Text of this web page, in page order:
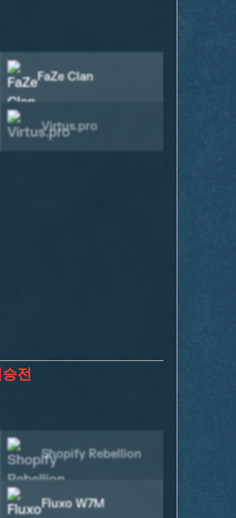
FaZe Clan
Virtus.pro
전
Shopify Rebellion
Fluxo W7M